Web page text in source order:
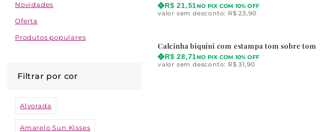
R$ 21,51NO PIX COM 10% OFF
valor sem desconto: R$ 23,90
Calcinha biquíni com estampa tom sobre tom
R$ 28,71NO PIX COM 10% OFF
valor sem desconto: R$ 31,90
Novidades
Oferta
Produtos populares
Filtrar por cor
Alvorada
Amarelo Sun Kisses